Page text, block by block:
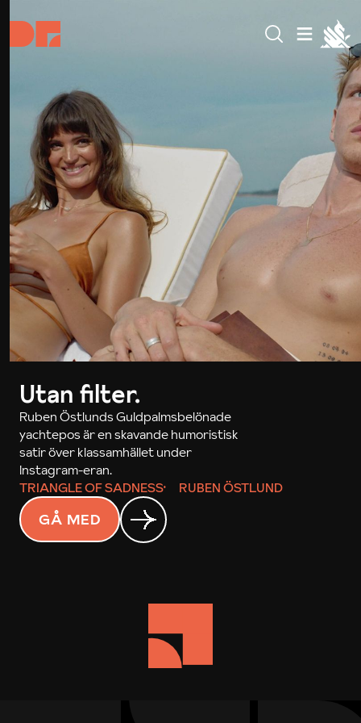
Utan filter.
Ruben Östlunds Guldpalmsbelönade
yachtepos är en skavande humoristisk
satir över klassamhället under
Instagram-eran.
TRIANGLE OF SADNESS
RUBEN ÖSTLUND
GÅ MED